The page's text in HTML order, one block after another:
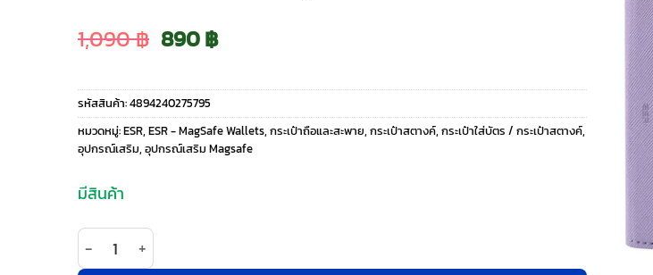
1,090฿ Original
price
was:
890฿Current
price
is:
รหัสสินค้า:4894240275795
หมวดหมู่:ESR, ESR - MagSafe Wallets, กระเป๋าถือและสะพาย, กระเป๋าสตางค์, กระเป๋าใส่บัตร / กระเป๋าสตางค์,
อุปกรณ์เสริม, อุปกรณ์เสริม Magsafe
มีสินค้า
จำนวน ESR รุ่น Aura Clutch Magnetic Wallet - กระเป๋าติดหลังมือถือ - สี Lavender ชิ้น